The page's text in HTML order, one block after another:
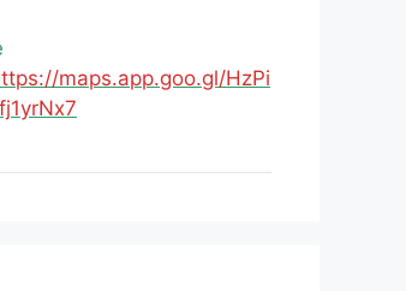
maps.app.goo.gl/HzPi